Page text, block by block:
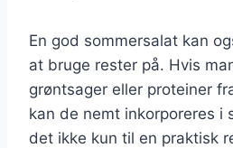
En god sommersalat kan
at bruge rester på. Hvis
grøntsager eller proteiner
kan de nemt inkorporeres i
det ikke kun til en praktisk